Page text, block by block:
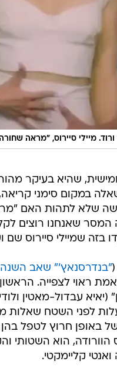
מיילי סיירוס, "מראה שחורה"
שהיא בעיקר
במקום סימני
שלא לתהות האם
שאנחנו רוצים
שמיילי סיירוס שם
"בנדרסנאץ'" שאב
ראוי לצפייה.
(יאיא עבדול-מאטין
לפני השטח שאלות
באופן חרוץ לטפל
הוורודה, הוא השטותי
קליימקטי.